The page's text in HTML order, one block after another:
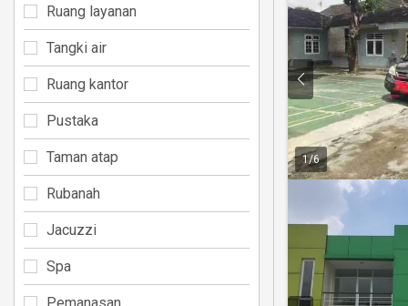
1/6
Ruang layanan
Tangki air
Ruang kantor
Pustaka
Taman atap
Rubanah
Jacuzzi
Spa
Pemanasan